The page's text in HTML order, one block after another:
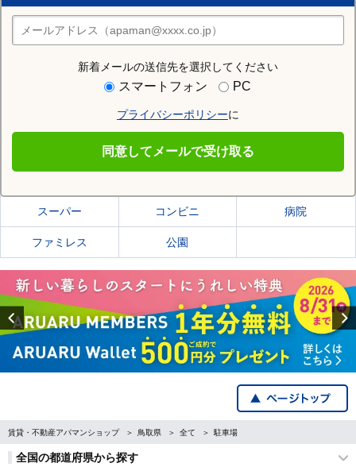
新着メールの送信先を選択してください
スマートフォン PC
プライバシーポリシーに
同意してメールで受け取る
住みたい街の店舗を探す
店舗検索
住む街研究所で鳥取市の情報を見る
鳥取市の施設一覧
スーパー コンビニ 病院
ファミレス 公園
Previous
賃貸・不動産アパマンショップ 鳥取県 全て 駐車場
全国の都道府県から探す